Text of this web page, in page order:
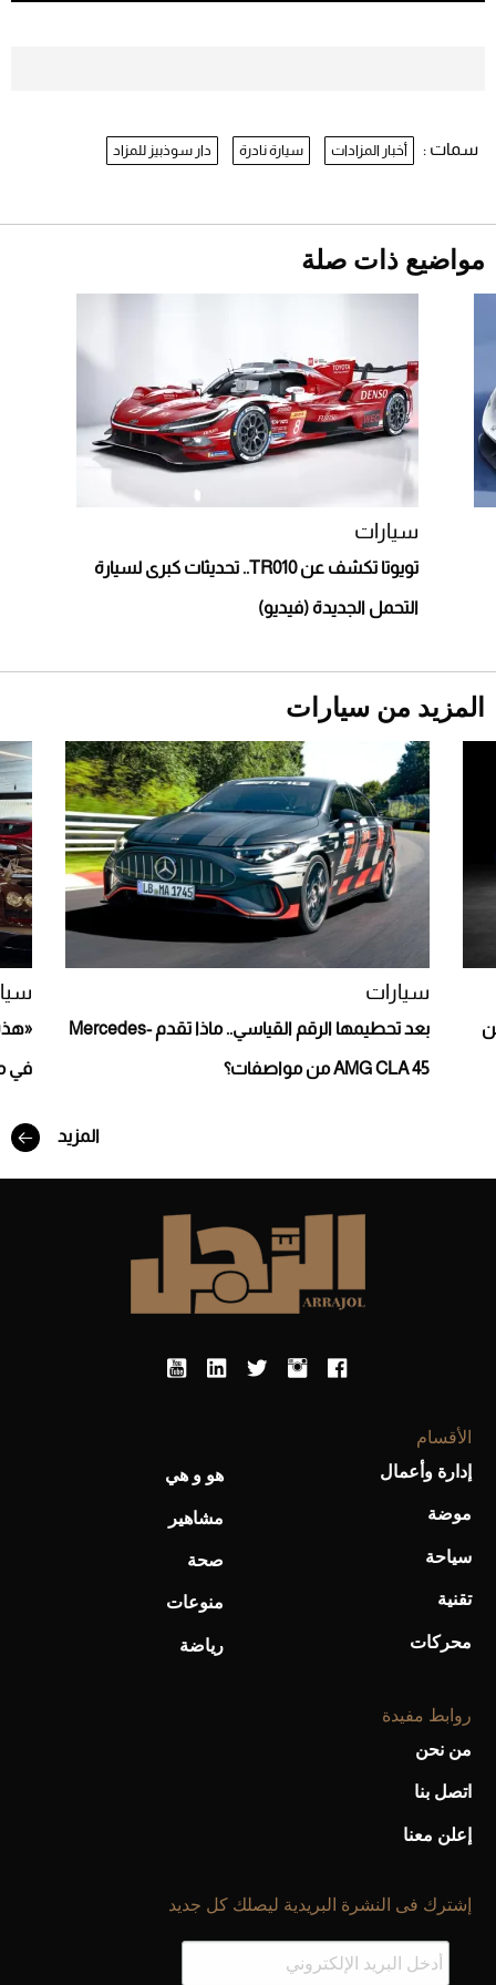
أغلى 10 عطور في العالم للرجال تمنحك فخامة
استثنائية
Aston Martin Valiant: على هوى الأبطال
أحذية Mary Jane: ترف وأناقة للرجال
"بوجاتي ميسترال" الاستثنائية للبيع في مزاد
مونتيري
2026-07-23
سمات : أخبار المزادات سيارة نادرة دار سوذبيز للمزاد
مواضيع ذات صلة
سيارات
تويوتا تكشف عن TR010.. تحديثات كبرى لسيارة
التحمل الجديدة (فيديو)
المزيد من سيارات
عن
سيارات
بعد تحطيمها الرقم القياسي.. ماذا تقدم Mercedes-
AMG CLA 45 من مواصفات؟ في
المزيد
الأقسام
إدارة وأعمال
موضة
سياحة
تقنية
محركات
هو و هي
مشاهير
صحة
منوعات
رياضة
روابط مفيدة
من نحن
اتصل بنا
إعلن معنا
إشترك فى النشرة البريدية ليصلك كل جديد